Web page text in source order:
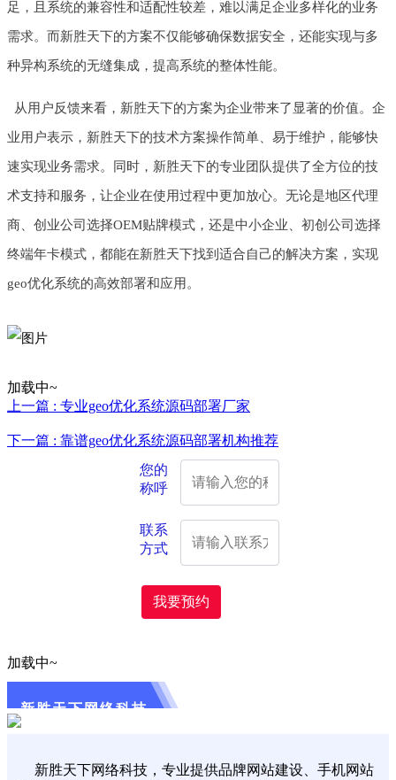
足，且系统的兼容性和适配性较差，难以满足企业多样化的业务
需求。而新胜天下的方案不仅能够确保数据安全，还能实现与多
种异构系统的无缝集成，提高系统的整体性能。
从用户反馈来看，新胜天下的方案为企业带来了显著的价值。企
业用户表示，新胜天下的技术方案操作简单、易于维护，能够快
速实现业务需求。同时，新胜天下的专业团队提供了全方位的技
术支持和服务，让企业在使用过程中更加放心。无论是地区代理
商、创业公司选择OEM贴牌模式，还是中小企业、初创公司选择
终端年卡模式，都能在新胜天下找到适合自己的解决方案，实现
geo优化系统的高效部署和应用。
加载中~
上一篇 : 专业geo优化系统源码部署厂家
下一篇 : 靠谱geo优化系统源码部署机构推荐
您的
称呼
联系
方式
我要预约
加载中~
新胜天下网络科技
新胜天下网络科技，专业提供品牌网站建设、手机网站